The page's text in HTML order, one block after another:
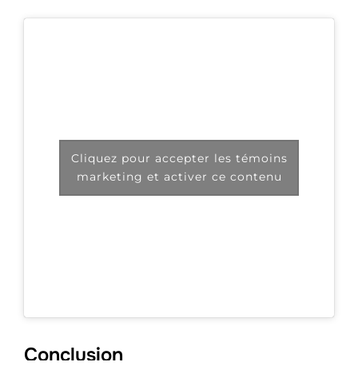
Cliquez pour accepter les témoins
marketing et activer ce contenu
Conclusion